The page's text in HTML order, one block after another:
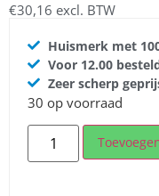
€30,16 excl. BTW
Huismerk met
Voor 12.00
Zeer scherp
30 op voorraad